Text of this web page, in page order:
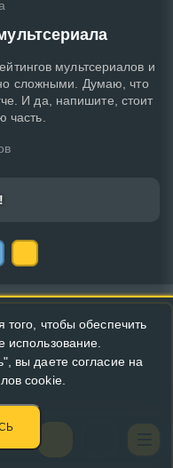
мультсериалов и
сложными. Думаю, что
И да, напишите, стоит
часть.
чтобы обеспечить
вы даете согласие на
cookie.